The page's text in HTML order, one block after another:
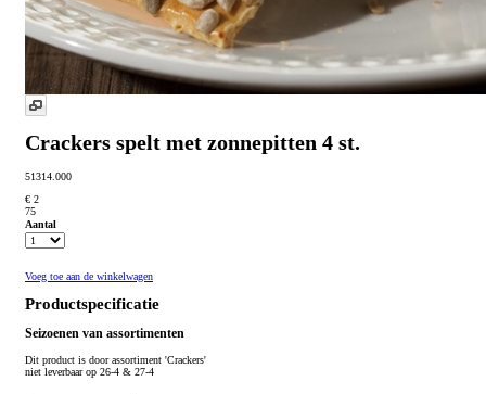
Crackers spelt met zonnepitten 4 st.
51314.000
€ 2
75
Aantal
Voeg toe aan de winkelwagen
Productspecificatie
Seizoenen van assortimenten
Dit product is door assortiment 'Crackers'
niet leverbaar op 26-4 & 27-4